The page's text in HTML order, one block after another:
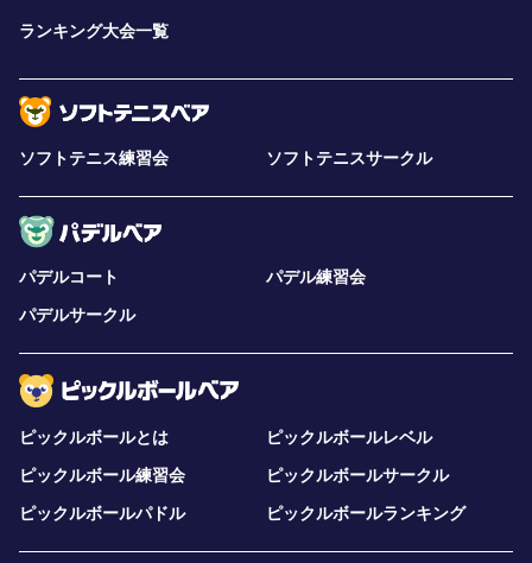
ランキング大会一覧
ソフトテニス練習会 ソフトテニスサークル
パデルコート
パデル練習会
パデルサークル
ピックルボールとは
ピックルボールレベル
ピックルボール練習会
ピックルボールサークル
ピックルボールパドル
ピックルボールランキング